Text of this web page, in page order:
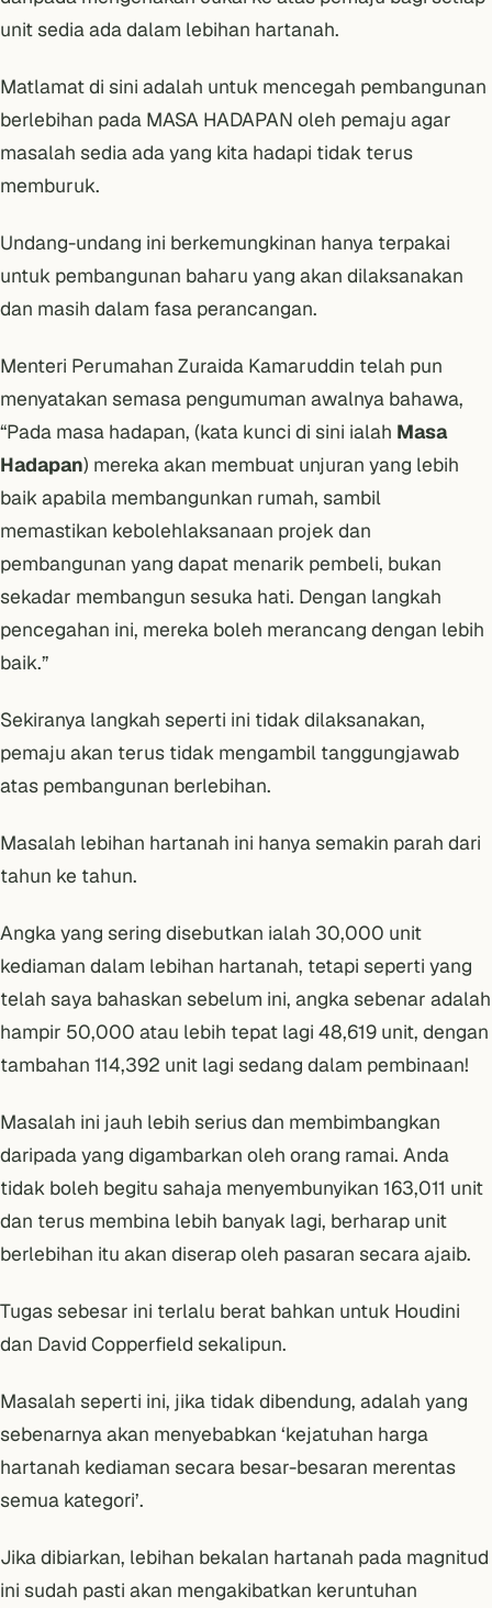
unit sedia ada dalam lebihan hartanah.
Matlamat di sini adalah untuk mencegah pembangunan
berlebihan pada MASA HADAPAN oleh pemaju agar
masalah sedia ada yang kita hadapi tidak terus
memburuk.
Undang-undang ini berkemungkinan hanya terpakai
untuk pembangunan baharu yang akan dilaksanakan
dan masih dalam fasa perancangan.
Menteri Perumahan Zuraida Kamaruddin telah pun
menyatakan semasa pengumuman awalnya bahawa,
“Pada masa hadapan, (kata kunci di sini ialah Masa
Hadapan) mereka akan membuat unjuran yang lebih
baik apabila membangunkan rumah, sambil
memastikan kebolehlaksanaan projek dan
pembangunan yang dapat menarik pembeli, bukan
sekadar membangun sesuka hati. Dengan langkah
pencegahan ini, mereka boleh merancang dengan lebih
baik.”
Sekiranya langkah seperti ini tidak dilaksanakan,
pemaju akan terus tidak mengambil tanggungjawab
atas pembangunan berlebihan.
Masalah lebihan hartanah ini hanya semakin parah dari
tahun ke tahun.
Angka yang sering disebutkan ialah 30,000 unit
kediaman dalam lebihan hartanah, tetapi seperti yang
telah saya bahaskan sebelum ini, angka sebenar adalah
hampir 50,000 atau lebih tepat lagi 48,619 unit, dengan
tambahan 114,392 unit lagi sedang dalam pembinaan!
Masalah ini jauh lebih serius dan membimbangkan
daripada yang digambarkan oleh orang ramai. Anda
tidak boleh begitu sahaja menyembunyikan 163,011 unit
dan terus membina lebih banyak lagi, berharap unit
berlebihan itu akan diserap oleh pasaran secara ajaib.
Tugas sebesar ini terlalu berat bahkan untuk Houdini
dan David Copperfield sekalipun.
Masalah seperti ini, jika tidak dibendung, adalah yang
sebenarnya akan menyebabkan ‘kejatuhan harga
hartanah kediaman secara besar-besaran merentas
semua kategori’.
Jika dibiarkan, lebihan bekalan hartanah pada magnitud
ini sudah pasti akan mengakibatkan keruntuhan